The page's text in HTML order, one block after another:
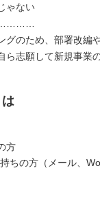
ゃない
グのため、部署改編
ら志願して新規事業
方
ちの方（メール、